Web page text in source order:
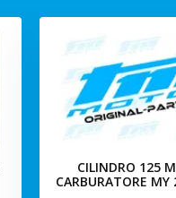
CILINDRO 125
CARBURATORE MY